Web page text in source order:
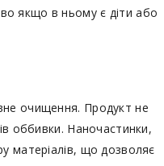
якщо в ньому є діти або
очищення. Продукт не
оббивки. Наночастинки,
матеріалів, що дозволяє